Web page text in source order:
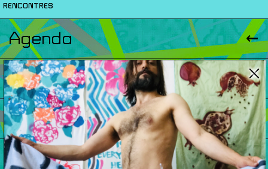
RENCONTRES
Agenda
Expositions
Éditions
Artists Print